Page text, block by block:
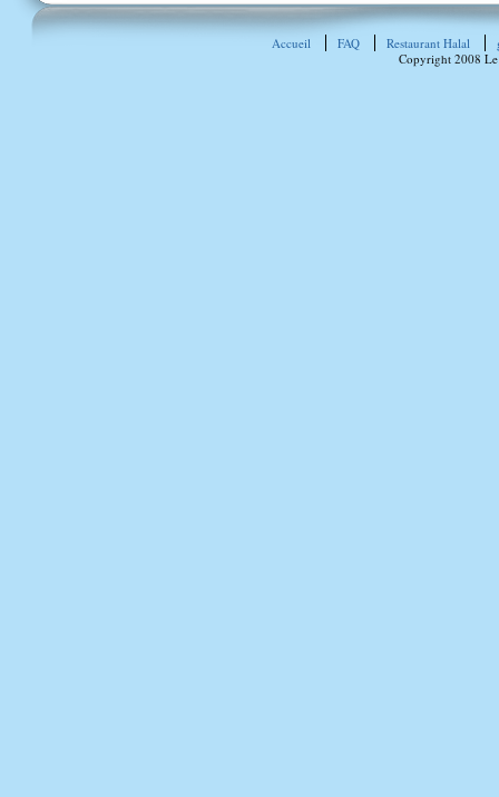
Accueil FAQ Restaurant Halal
Copyright 2008